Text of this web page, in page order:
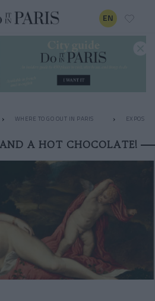
EN
WHERE TO GO OUT IN PARIS EXPOS
A HOT CHOCOLATE!